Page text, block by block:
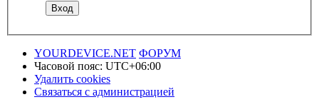
YOURDEVICE.NET ФОРУМ
Часовой пояс: UTC+06:00
Удалить cookies
Связаться с администрацией